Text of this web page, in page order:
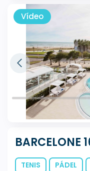
Vídeo
BARCELONE
TENIS PÁDEL